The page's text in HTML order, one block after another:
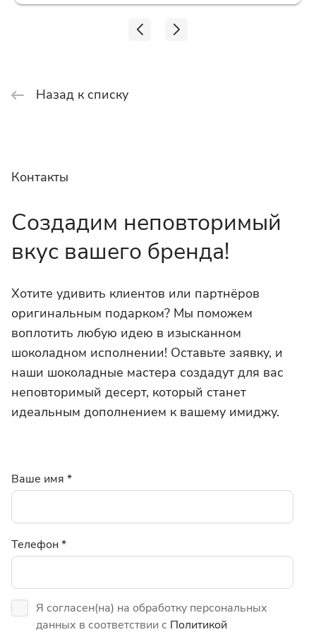
Назад к списку
Контакты
Создадим неповторимый
вкус вашего бренда!
Хотите удивить клиентов или партнёров
оригинальным подарком? Мы поможем
воплотить любую идею в изысканном
шоколадном исполнении! Оставьте заявку, и
наши шоколадные мастера создадут для вас
неповторимый десерт, который станет
идеальным дополнением к вашему имиджу.
Ваше имя *
Телефон*
Я согласен(на) на обработку персональных
данных в соответствии с Политикой